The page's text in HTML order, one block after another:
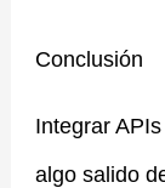
Conclusión
Integrar
algo salido